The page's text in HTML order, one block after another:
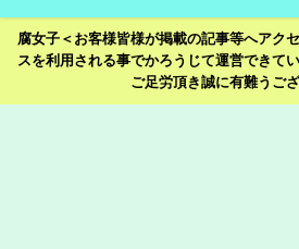
腐女子＜お客様皆様が掲載の記事等へアク
スを利用される事でかろうじて運営できて
ご足労頂き誠に有難うござ